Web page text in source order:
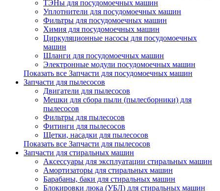
ТЭНы для посудомоечных машин
Уплотнители для посудомоечных машин
Фильтры для посудомоечных машин
Химия для посудомоечных машин
Циркуляционные насосы для посудомоечных
машин
Шланги для посудомоечных машин
Электронные модули посудомоечных машин
Показать все Запчасти для посудомоечных машин
Запчасти для пылесосов
Двигатели для пылесосов
Мешки для сбора пыли (пылесборники) для
пылесосов
Фильтры для пылесосов
Фитинги для пылесосов
Щетки, насадки для пылесосов
Показать все Запчасти для пылесосов
Запчасти для стиральных машин
Аксессуары для эксплуатации стиральных машин
Амортизаторы для стиральных машин
Барабаны, баки для стиральных машин
Блокировки люка (УБЛ) для стиральных машин